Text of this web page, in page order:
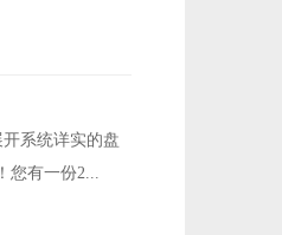
系统详实的盘
您有一份2...